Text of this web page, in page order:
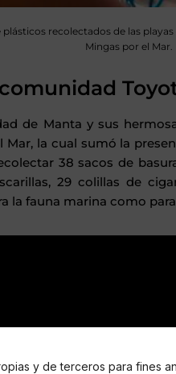
plásticos recolectados de las
Mingas por el Mar.
de Manta y sus
la cual sumó la
38 sacos de
29 colillas de
la fauna marina como
y de terceros para fines